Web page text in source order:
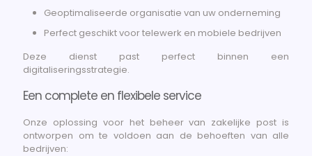
Geoptimaliseerde organisatie van uw onderneming
Perfect geschikt voor telewerk en mobiele bedrijven
Deze dienst past perfect binnen een
digitaliseringsstrategie.
Een complete en flexibele service
Onze oplossing voor het beheer van zakelijke post is
ontworpen om te voldoen aan de behoeften van alle
bedrijven: